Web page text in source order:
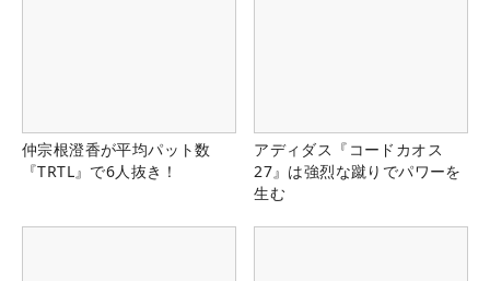
仲宗根澄香が平均パット数
『TRTL』で6人抜き！
アディダス『コードカオス
27』は強烈な蹴りでパワーを
生む